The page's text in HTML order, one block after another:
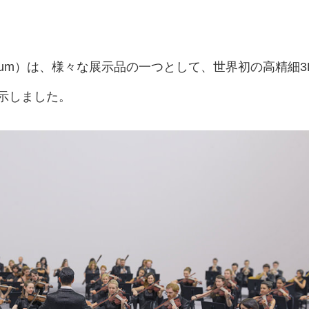
）は、様々な展示品の一つとして、世界初の高精細
しました。